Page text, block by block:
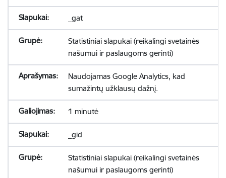
_gat
Statistiniai slapukai (reikalingi svetainės
našumui ir paslaugoms gerinti)
Naudojamas Google Analytics, kad
sumažintų užklausų dažnį.
1 minutė
_gid
Statistiniai slapukai (reikalingi svetainės
našumui ir paslaugoms gerinti)